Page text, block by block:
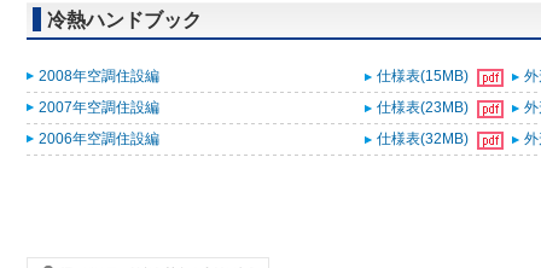
冷熱ハンドブック
2008年空調住設編 仕様表(15MB)
2007年空調住設編
仕様表(23MB)
2006年空調住設編
仕様表(32MB)